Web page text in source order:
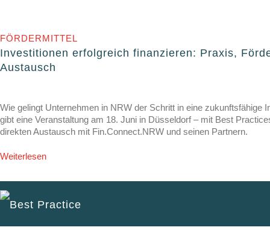
FÖRDERMITTEL
Investitionen erfolgreich finanzieren: Praxis,
Austausch
Wie gelingt Unternehmen in NRW der Schritt in eine zukunftsfähige
gibt eine Veranstaltung am 18. Juni in Düsseldorf – mit Best
direkten Austausch mit Fin.Connect.NRW und seinen Partnern.
Weiterlesen
Best Practice